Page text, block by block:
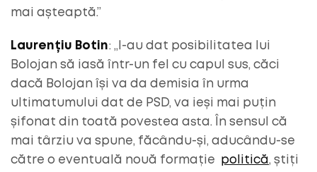
mai așteaptă.”
Laurențiu Botin: „I-au dat posibilitatea lui
Bolojan să iasă într-un fel cu capul sus, căci
dacă Bolojan își va da demisia în urma
ultimatumului dat de PSD, va ieși mai puțin
șifonat din toată povestea asta. În sensul că
mai târziu va spune, făcându-și, aducându-se
către o eventuală nouă formație
politică , știți